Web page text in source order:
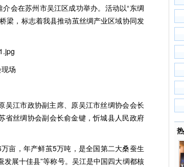
会在苏州市吴江区成功举办。活动以“东绸
梁，标志着我县推动茧丝绸产业区域协同发
场
吴江市政协副主席、原吴江市丝绸协会会长
省丝绸协会副会长俞金键，忻城县人民政府
亩，年产鲜茧5万吨，是全国第二大桑蚕生
发展十佳县”等称号。吴江是中国四大绸都核